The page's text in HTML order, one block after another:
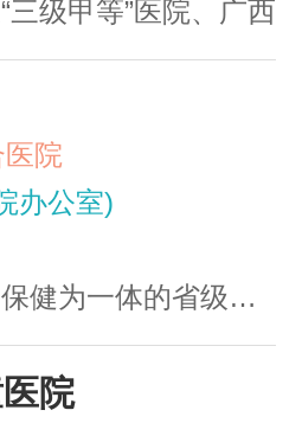
级甲等”医院、广西
院
办公室)
一体的省级医院。
院